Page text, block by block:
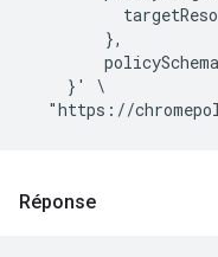
        },
    }' \
Réponse